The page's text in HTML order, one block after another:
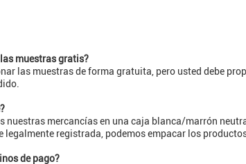
muestras gratis?
las muestras de forma gratuita, pero usted debe
nuestras mercancías en una caja blanca/marrón
legalmente registrada, podemos empacar los
de pago?